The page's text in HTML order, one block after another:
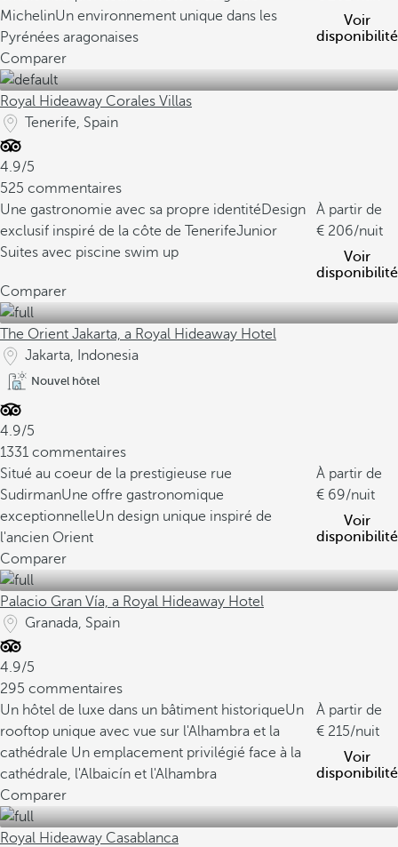
MichelinUn environnement unique dans les
Pyrénées aragonaises
Voir
disponibilité
Comparer
Royal Hideaway Corales Villas
Tenerife, Spain
4.9/5
525 commentaires
Une gastronomie avec sa propre identitéDesign
exclusif inspiré de la côte de TenerifeJunior
Suites avec piscine swim up
À partir de
206/nuit
Voir
disponibilité
Comparer
The Orient Jakarta, a Royal Hideaway Hotel
Jakarta, Indonesia
Nouvel hôtel
4.9/5
1331 commentaires
Situé au coeur de la prestigieuse rue
SudirmanUne offre gastronomique
exceptionnelleUn design unique inspiré de
l'ancien Orient
À partir de
69/nuit
Voir
disponibilité
Comparer
Palacio Gran Vía, a Royal Hideaway Hotel
Granada, Spain
4.9/5
295 commentaires
Un hôtel de luxe dans un bâtiment historiqueUn
rooftop unique avec vue sur l'Alhambra et la
cathédrale Un emplacement privilégié face à la
cathédrale, l'Albaicín et l'Alhambra
À partir de
215/nuit
Voir
disponibilité
Comparer
Royal Hideaway Casablanca